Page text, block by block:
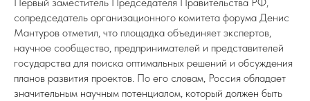
сопредседатель организационного комитета форума Денис
Мантуров отметил, что площадка объединяет экспертов,
научное сообщество, предпринимателей и представителей
государства для поиска оптимальных решений и обсуждения
планов развития проектов. По его словам, Россия обладает
значительным научным потенциалом, который должен быть